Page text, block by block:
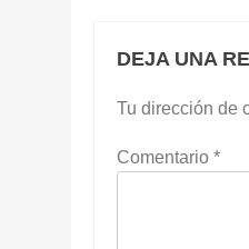
DEJA UNA
Tu dirección de
Comentario *